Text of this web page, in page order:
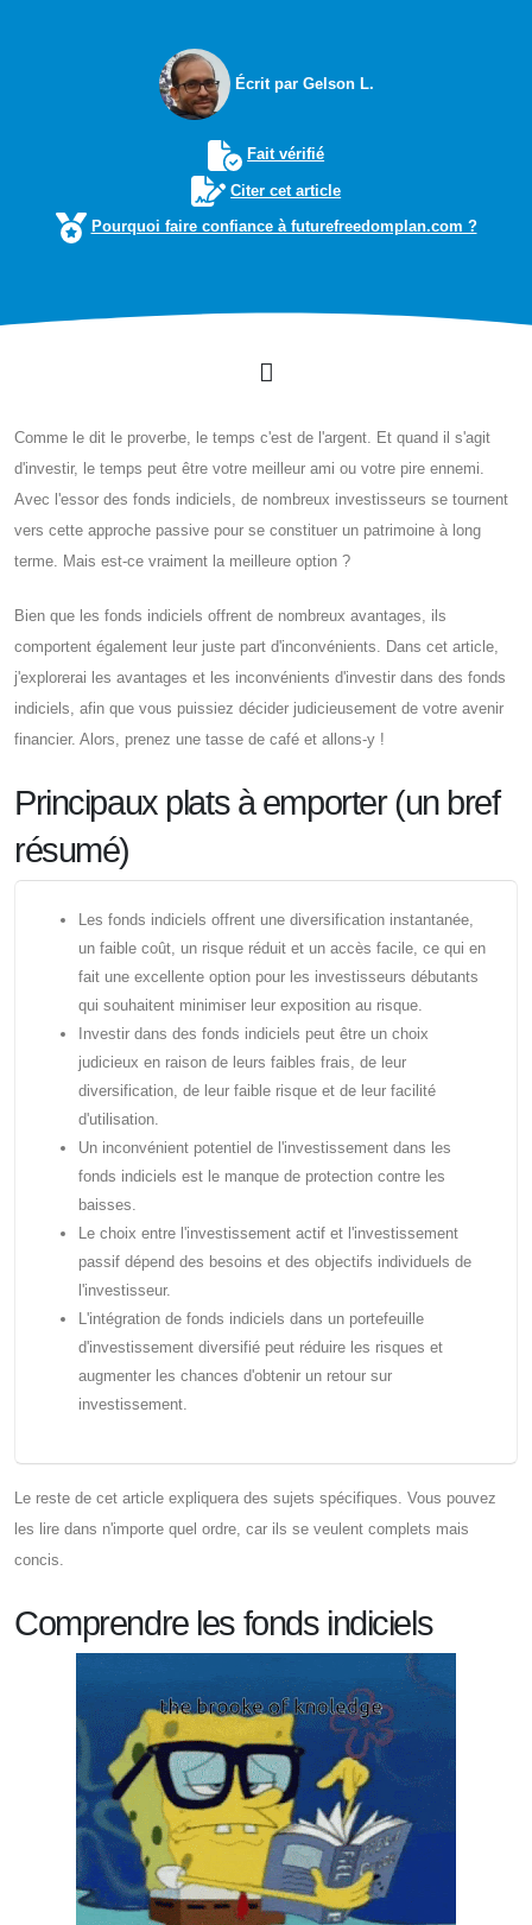
Écrit par Gelson L.
Fait vérifié
Citer cet article
Pourquoi faire confiance à futurefreedomplan.com ?
Comme le dit le proverbe, le temps c'est de l'argent. Et quand il s'agit
d'investir, le temps peut être votre meilleur ami ou votre pire ennemi.
Avec l'essor des fonds indiciels, de nombreux investisseurs se tournent
vers cette approche passive pour se constituer un patrimoine à long
terme. Mais est-ce vraiment la meilleure option ?
Bien que les fonds indiciels offrent de nombreux avantages, ils
comportent également leur juste part d'inconvénients. Dans cet article,
j'explorerai les avantages et les inconvénients d'investir dans des fonds
indiciels, afin que vous puissiez décider judicieusement de votre avenir
financier. Alors, prenez une tasse de café et allons-y !
Principaux plats à emporter (un bref
résumé)
Les fonds indiciels offrent une diversification instantanée,
un faible coût, un risque réduit et un accès facile, ce qui en
fait une excellente option pour les investisseurs débutants
qui souhaitent minimiser leur exposition au risque.
Investir dans des fonds indiciels peut être un choix
judicieux en raison de leurs faibles frais, de leur
diversification, de leur faible risque et de leur facilité
d'utilisation.
Un inconvénient potentiel de l'investissement dans les
fonds indiciels est le manque de protection contre les
baisses.
Le choix entre l'investissement actif et l'investissement
passif dépend des besoins et des objectifs individuels de
l'investisseur.
L'intégration de fonds indiciels dans un portefeuille
d'investissement diversifié peut réduire les risques et
augmenter les chances d'obtenir un retour sur
investissement.
Le reste de cet article expliquera des sujets spécifiques. Vous pouvez
les lire dans n'importe quel ordre, car ils se veulent complets mais
concis.
Comprendre les fonds indiciels